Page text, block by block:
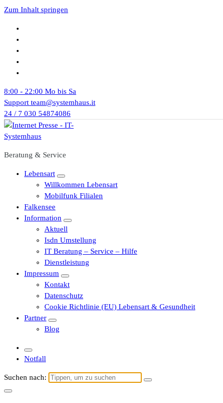
Zum Inhalt springen
8:00 - 22:00 Mo bis Sa
Support team@systemhaus.it
24 / 7 030 54874086
Beratung & Service
Lebensart
Willkommen Lebensart
Mobilfunk Filialen
Falkensee
Information
Aktuell
Isdn Umstellung
IT Beratung – Service – Hilfe
Dienstleistung
Impressum
Kontakt
Datenschutz
Cookie Richtlinie (EU) Lebensart & Gesundheit
Partner
Blog
Notfall
Suchen nach: